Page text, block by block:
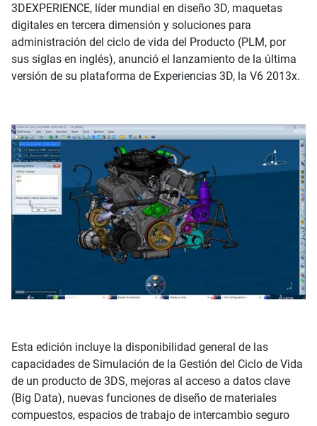
3DEXPERIENCE, líder mundial en diseño 3D, maquetas
digitales en tercera dimensión y soluciones para
administración del ciclo de vida del Producto (PLM, por
sus siglas en inglés), anunció el lanzamiento de la última
versión de su plataforma de Experiencias 3D, la V6 2013x.
Esta edición incluye la disponibilidad general de las
capacidades de Simulación de la Gestión del Ciclo de Vida
de un producto de 3DS, mejoras al acceso a datos clave
(Big Data), nuevas funciones de diseño de materiales
compuestos, espacios de trabajo de intercambio seguro